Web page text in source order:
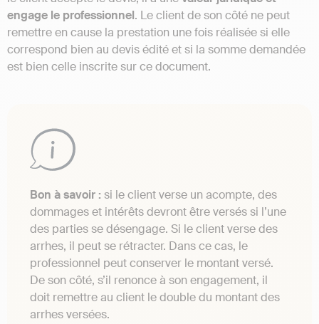
engage le professionnel. Le client de son côté ne peut
remettre en cause la prestation une fois réalisée si elle
correspond bien au devis édité et si la somme demandée
est bien celle inscrite sur ce document.
Bon à savoir : si le client verse un acompte, des
dommages et intérêts devront être versés si l’une
des parties se désengage. Si le client verse des
arrhes, il peut se rétracter. Dans ce cas, le
professionnel peut conserver le montant versé.
De son côté, s’il renonce à son engagement, il
doit remettre au client le double du montant des
arrhes versées.